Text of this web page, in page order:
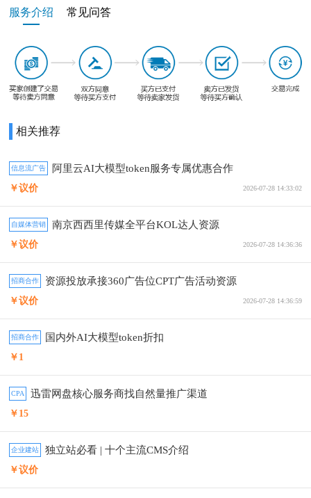
服务介绍 常见问答
相关推荐
信息流广告 阿里云AI大模型token服务专属优惠合作
￥议价 2026-07-28 14:33:02
自媒体营销 南京西西里传媒全平台KOL达人资源
￥议价 2026-07-28 14:36:36
招商合作 资源投放承接360广告位CPT广告活动资源
￥议价 2026-07-28 14:36:59
招商合作 国内外AI大模型token折扣
￥1
CPA 迅雷网盘核心服务商找自然量推广渠道
￥15
企业建站 独立站必看 | 十个主流CMS介绍
￥议价